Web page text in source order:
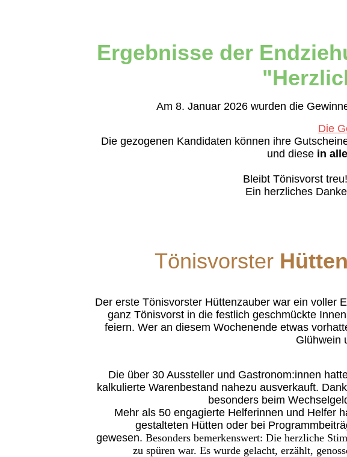
Ergebnisse der
Am 8. Januar 2026 wurden die
Die
Die gezogenen Kandidaten können ihre
und diese in
Bleibt Tönisvorst
Ein herzliches
Tönisvorster
Der erste Tönisvorster Hüttenzauber war ein voller
ganz Tönisvorst in die festlich geschmückte
feiern. Wer an diesem Wochenende etwas
Glühwein
Die über 30 Aussteller und Gastronom:innen
kalkulierte Warenbestand nahezu ausverkauft.
besonders beim
Mehr als 50 engagierte Helferinnen und Helfer
gestalteten Hütten oder bei
gewesen. Besonders bemerkenswert: Die herzliche
zu spüren war. Es wurde gelacht, erzählt,